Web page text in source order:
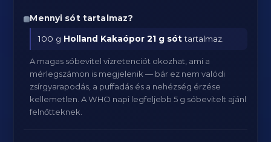
Mennyi sót tartalmaz?
100 g Holland Kakaópor 21 g sóttartalmaz.
A magas sóbevitel vízretenciót okozhat, ami a
mérlegszámon is megjelenik — bár ez nem valódi
zsírgyarapodás, a puffadás és a nehézség érzése
kellemetlen. A WHO napi legfeljebb 5 g sóbevitelt ajánl
felnőtteknek.